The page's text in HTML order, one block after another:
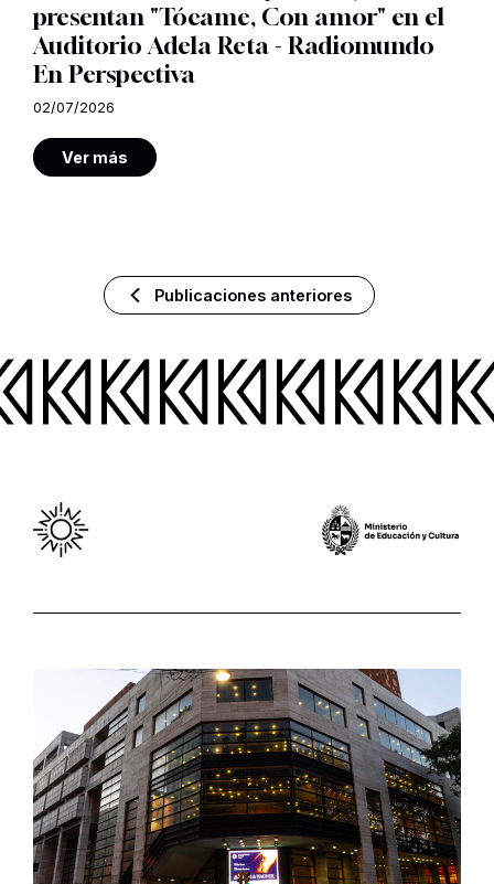
presentan "Tócame, Con amor" en el
Auditorio Adela Reta - Radiomundo
En Perspectiva
02/07/2026
Ver más
Publicaciones anteriores